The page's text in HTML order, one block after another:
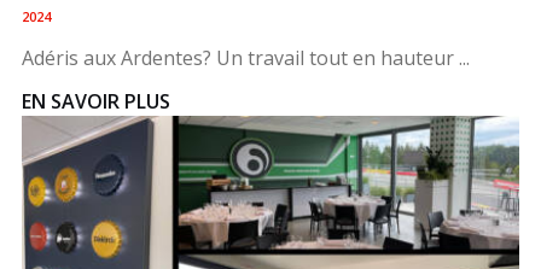
2024
Adéris aux Ardentes? Un travail tout en hauteur ...
EN SAVOIR PLUS